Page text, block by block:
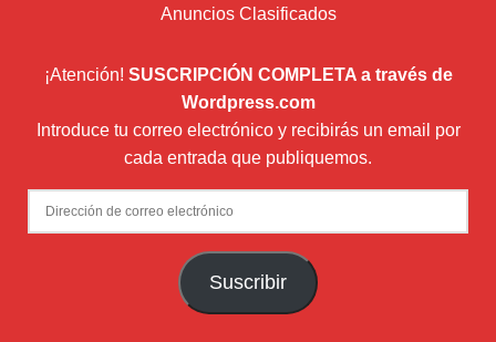
Anuncios Clasificados
¡Atención! SUSCRIPCIÓN COMPLETA a través de
Wordpress.com
Introduce tu correo electrónico y recibirás un email por
cada entrada que publiquemos.
Dirección
de
Suscribir